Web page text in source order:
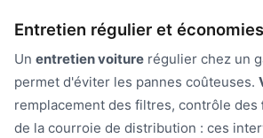
Entretien régulier et économies
Un entretien voiture régulier chez un
permet d'éviter les pannes coûteuses.
remplacement des filtres, contrôle des
de la courroie de distribution : ces